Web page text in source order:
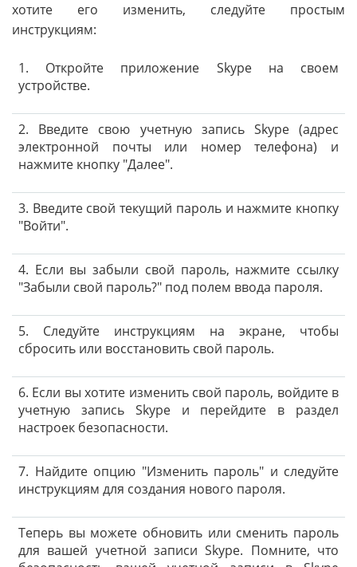
хотите его изменить, следуйте простым
инструкциям:
1. Откройте приложение Skype на своем
устройстве.
2. Введите свою учетную запись Skype (адрес
электронной почты или номер телефона) и
нажмите кнопку "Далее".
3. Введите свой текущий пароль и нажмите кнопку
"Войти".
4. Если вы забыли свой пароль, нажмите ссылку
"Забыли свой пароль?" под полем ввода пароля.
5. Следуйте инструкциям на экране, чтобы
сбросить или восстановить свой пароль.
6. Если вы хотите изменить свой пароль, войдите в
учетную запись Skype и перейдите в раздел
настроек безопасности.
7. Найдите опцию "Изменить пароль" и следуйте
инструкциям для создания нового пароля.
Теперь вы можете обновить или сменить пароль
для вашей учетной записи Skype. Помните, что